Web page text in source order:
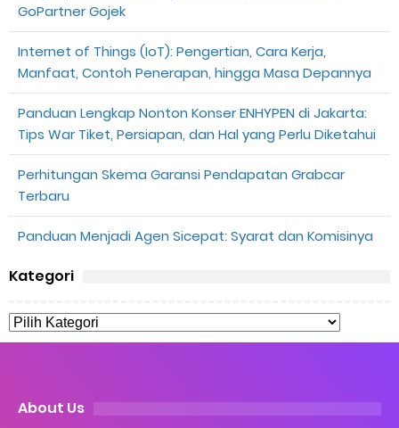
GoPartner Gojek
Internet of Things (IoT): Pengertian, Cara Kerja,
Manfaat, Contoh Penerapan, hingga Masa Depannya
Panduan Lengkap Nonton Konser ENHYPEN di Jakarta:
Tips War Tiket, Persiapan, dan Hal yang Perlu Diketahui
Perhitungan Skema Garansi Pendapatan Grabcar
Terbaru
Panduan Menjadi Agen Sicepat: Syarat dan Komisinya
Kategori
About Us